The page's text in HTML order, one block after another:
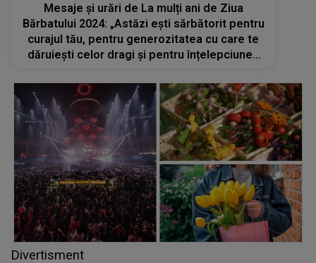
Mesaje și urări de La mulți ani de Ziua
Bărbatului 2024: „Astăzi ești sărbătorit pentru
curajul tău, pentru generozitatea cu care te
dăruiești celor dragi și pentru înțelepciunea
Divertisment